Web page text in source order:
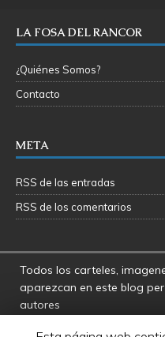
LA FOSA DEL RANCOR
¿Quiénes Somos?
Contacto
META
RSS de las entradas
RSS de los comentarios
Todos los carteles,
aparezcan en este blog
autores